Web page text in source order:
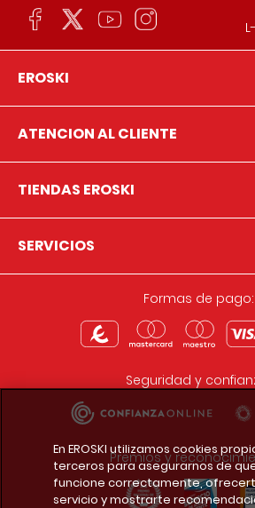
EROSKI
ATENCION AL CLIENTE
TIENDAS EROSKI
SERVICIOS
Formas de pago:
Seguridad y
Premios y
En EROSKI utilizamos cookies
terceros para asegurarnos de
funcione correctamente,
servicio y mostrarte